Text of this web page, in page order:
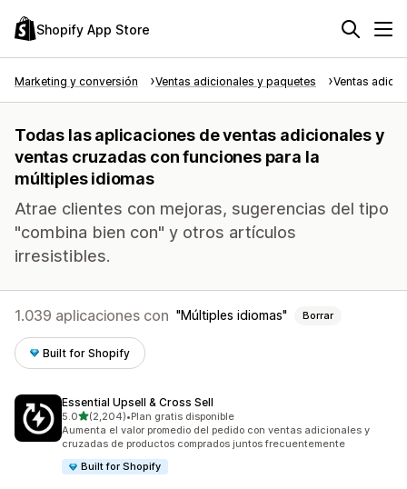
Shopify App Store
Marketing y conversión Ventas adicionales y paquetes Ventas
Todas las aplicaciones de ventas adicionales y
ventas cruzadas con funciones para la
múltiples idiomas
Atrae clientes con mejoras, sugerencias del tipo
"combina bien con" y otros artículos
irresistibles.
1.039 aplicaciones con Múltiples idiomas Borrar
Built for Shopify
Essential Upsell & Cross Sell
5.0de 5 estrellas
(2,204)
2204 reseñas en total
•Plan gratis disponible
Aumenta el valor promedio del pedido con ventas adicionales y
cruzadas de productos comprados juntos frecuentemente
Built for Shopify